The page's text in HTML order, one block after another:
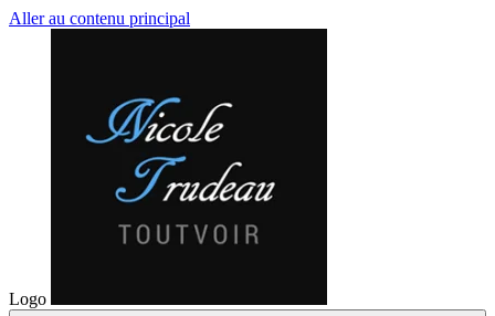
Aller au contenu principal
Logo